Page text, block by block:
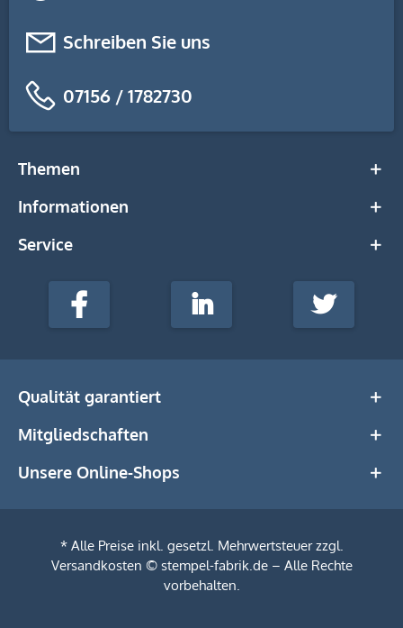
Schreiben Sie uns
07156 / 1782730
Themen
Informationen
Service
stempel-
Media
Facebook LinkedIn Twitter
Qualität garantiert
Mitgliedschaften
Unsere Online-Shops
* Alle Preise inkl. gesetzl. Mehrwertsteuer zzgl.
Versandkosten © stempel-fabrik.de – Alle Rechte
vorbehalten.